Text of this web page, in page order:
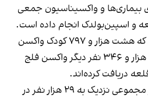
بیماری‌ها و واکسیناسیون جمعی
و اسپین‌بولدک انجام داده است.
این سازمان امدادی می‌گوید که هشت هزار و ۷۹۷ کودک واکسن
خوراکی فلج اطفال و هشت هزار و ۳۴۶ نفر دیگر واکسن فلج
دریافت کرده‌اند.
این سازمان گفته که به طور مجموعی نزدیک به ۲۹ هزار نفر در